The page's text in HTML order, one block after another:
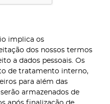
implica os
dos nossos termos
a dados pessoais. Os
de tratamento interno,
para além das
armazenados de